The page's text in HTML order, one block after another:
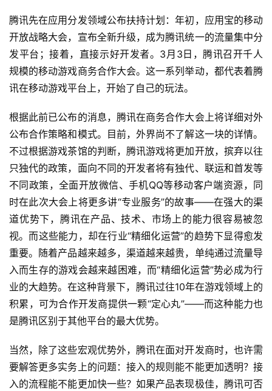
首
页
游
茶
原
创
游
戏
业
界
手
机
游
戏
单
机
游
戏
腾讯先在应用分发领域公布扶持计划：年初，应用宝的移动
开放战略大会，宣布全新升级，成为腾讯统一的流量集中分
发平台；接着，直接示好开发者。3月3日，腾讯召开千人
规模的移动游戏商务合作大会。这一系列举动，都代表着腾
讯在移动游戏平台上，开始了自己的玩法。
根据此前已公布的消息，腾讯在商务合作大会上将详细对外
公布合作策略和模式。目前，外界尚不了解这一块的详情。
不过根据游戏茶馆的判断，腾讯游戏将更加开放，摈弃以往
只独代的政策，面向不同的开发者将有独代、联运和首发等
不同政策，全面开放微信、手机QQ等移动客户端资源，同
时在此次大会上将更多讲“专业服务”的故事——在强大的渠
道优势下，腾讯在产品、技术、市场上的能力很容易被忽
视。而这些能力，却在行业“精细化运营”的趋势下显得愈发
重要。随着产品越来越多，渠道越来越贵，单纯通过流量导
入而生存的游戏会越来越困难，而“精细化运营”势必成为行
业的大趋势。在这种背景下，腾讯过往10年在游戏领域上的
积累，可为合作开发商提供一颗“定心丸”——而这种能力也
是腾讯区别于其他平台的最大优势。
当然，除了这些宏观优势外，腾讯在面对开发商时，也许需
要解答更多实务上的问题：接入的规则能不能更加透明？接
入的流程能不能更加快一些？如果产品表现极佳，腾讯可否